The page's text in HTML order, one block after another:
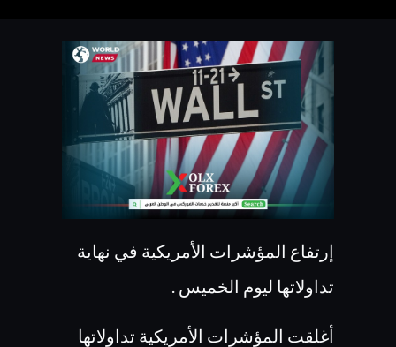
إرتفاع المؤشرات الأمريكية في نهاية
تداولاتها ليوم الخميس .
أغلقت المؤشرات الأمريكية تداولاتها